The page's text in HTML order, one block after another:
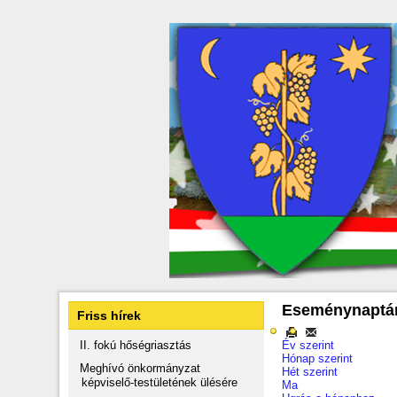
Friss hírek
II. fokú hőségriasztás
Meghívó önkormányzat
képviselő-testületének ülésére
Év szerint
Hónap szerint
Hét szerint
Ma